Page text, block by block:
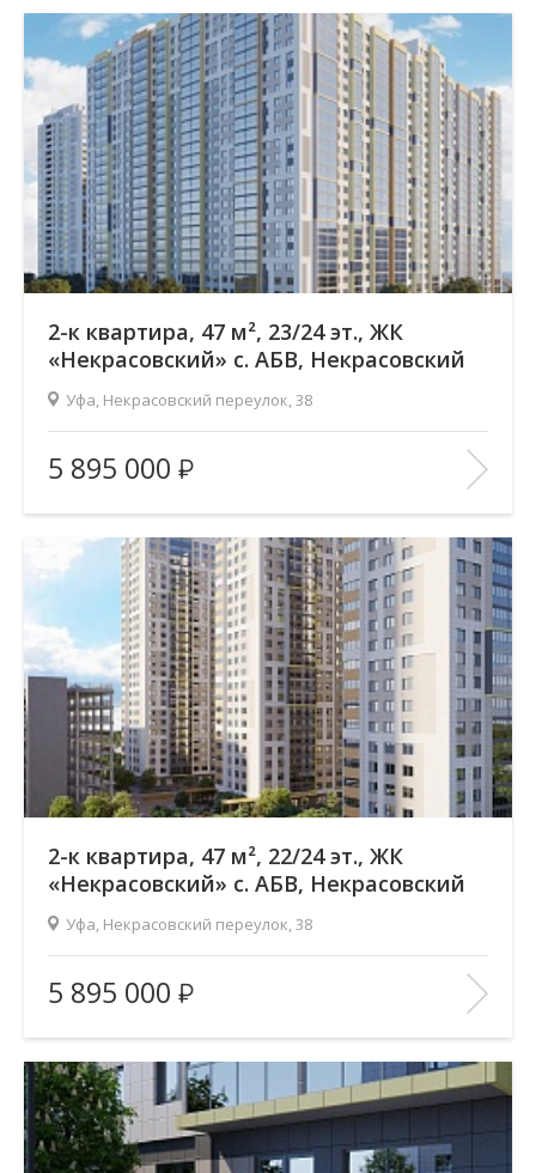
Этажность:
Общая площадь:
83.17 м
Отделка помещения:
без отделки
Год постройки дома:
—
В ИЗБРАННОЕ
2-к квартира, 47 м², 23/24 эт., ЖК
«Некрасовский» с. АБВ, Некрасовский
переулок
Уфа, Некрасовский переулок, 38
Жилой комплекс:
ЖК «Некрасовский» с. АБВ
Количество комнат:
2
Район:
Зеленая роща
Этажность:
24
Общая площадь:
47.16 м
Отделка помещения:
без отделки
Год постройки дома:
2025
В ИЗБРАННОЕ
5 895 000
2-к квартира, 47 м², 22/24 эт., ЖК
«Некрасовский» с. АБВ, Некрасовский
переулок
Уфа, Некрасовский переулок, 38
Жилой комплекс:
ЖК «Некрасовский» с. АБВ
Количество комнат:
2
Район:
Зеленая роща
Этажность:
24
Общая площадь:
47.16 м
Отделка помещения:
без отделки
5 895 000